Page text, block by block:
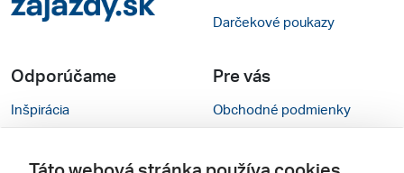
Darčekové poukazy
Odporúčame
Inšpirácia
Pre vás
Obchodné podmienky